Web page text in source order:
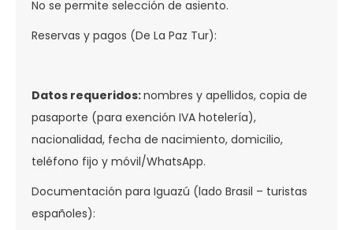
No se permite selección de asiento.
Reservas y pagos (De La Paz Tur):
Datos requeridos:nombres y apellidos, copia de
pasaporte (para exención IVA hotelería),
nacionalidad, fecha de nacimiento, domicilio,
teléfono fijo y móvil/WhatsApp.
Documentación para Iguazú (lado Brasil – turistas
españoles):